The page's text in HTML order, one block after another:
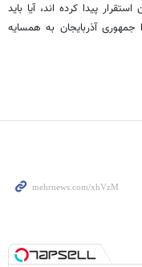
پیدا کرده اند، آیا باید
جمهوری آذربایجان به همسایه